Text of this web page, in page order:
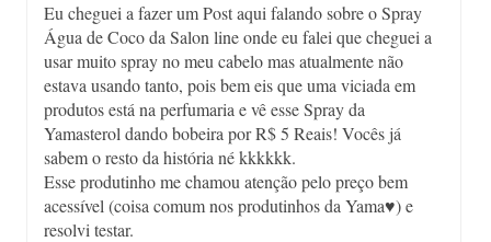
Eu cheguei a fazer um Post aqui falando sobre o Spray
Água de Coco da Salon line onde eu falei que cheguei a
usar muito spray no meu cabelo mas atualmente não
estava usando tanto, pois bem eis que uma viciada em
produtos está na perfumaria e vê esse Spray da
Yamasterol dando bobeira por R$ 5 Reais! Vocês já
sabem o resto da história né kkkkkk.
Esse produtinho me chamou atenção pelo preço bem
acessível (coisa comum nos produtinhos da Yama♥) e
resolvi testar.